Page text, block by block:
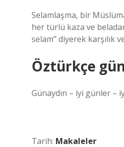
Selamlaşma, bir
her türlü kaza ve
selam” diyerek karşılık
Öztürkçe
Günaydın – iyi günler –
Tarih: Makaleler